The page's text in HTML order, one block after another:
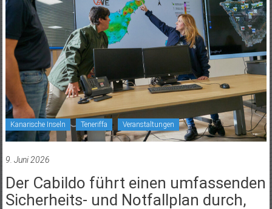
Kanarische Inseln Teneriffa Veranstaltungen
9. Juni 2026
Der Cabildo führt einen umfassenden
Sicherheits- und Notfallplan durch,